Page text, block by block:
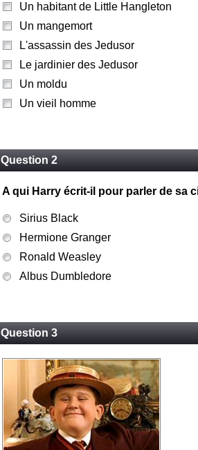
Un habitant de Little Hangleton
Un mangemort
L'assassin des Jedusor
Le jardinier des Jedusor
Un moldu
Un vieil homme
Question 2
A qui Harry écrit-il pour parler de sa
Sirius Black
Hermione Granger
Ronald Weasley
Albus Dumbledore
Question 3